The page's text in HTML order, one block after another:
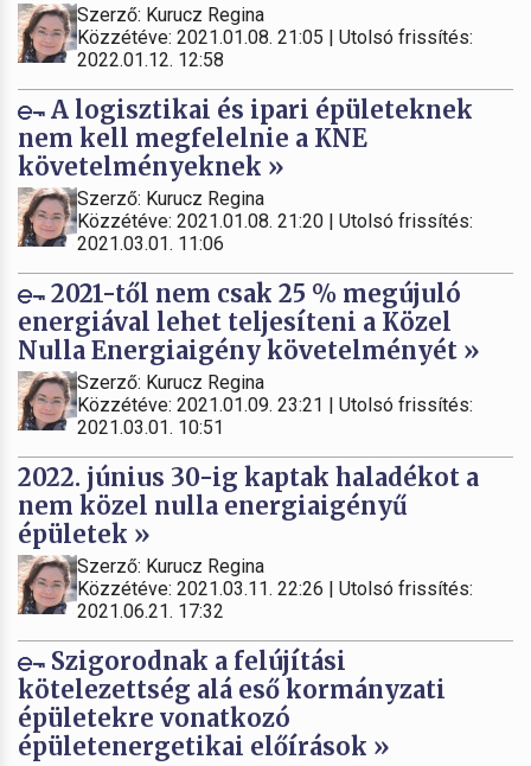
Szerző: Kurucz Regina
Közzétéve: 2021.01.08. 21:05 | Utolsó frissítés:
2022.01.12. 12:58
A logisztikai és ipari épületeknek
nem kell megfelelnie a KNE
követelményeknek »
Szerző: Kurucz Regina
Közzétéve: 2021.01.08. 21:20 | Utolsó frissítés:
2021.03.01. 11:06
2021-től nem csak 25 % megújuló
energiával lehet teljesíteni a Közel
Nulla Energiaigény követelményét »
Szerző: Kurucz Regina
Közzétéve: 2021.01.09. 23:21 | Utolsó frissítés:
2021.03.01. 10:51
2022. június 30-ig kaptak haladékot a
nem közel nulla energiaigényű
épületek »
Szerző: Kurucz Regina
Közzétéve: 2021.03.11. 22:26 | Utolsó frissítés:
2021.06.21. 17:32
Szigorodnak a felújítási
kötelezettség alá eső kormányzati
épületekre vonatkozó
épületenergetikai előírások »